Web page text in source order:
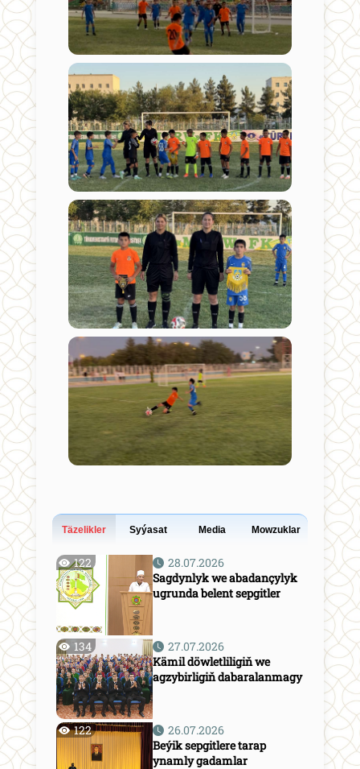
Täzelikler Syýasat Media Mowzuklar
122
28.07.2026
Sagdynlyk we abadançylyk
ugrunda belent sepgitler
134
27.07.2026
Kämil döwletliligiň we
agzybirligiň dabaralanmagy
122
26.07.2026
Beýik sepgitlere tarap
ynamly gadamlar